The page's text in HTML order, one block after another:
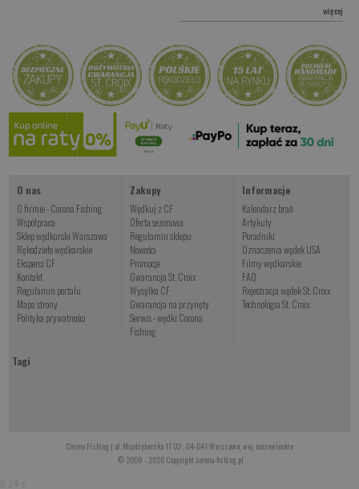
więcej
O nas
O firmie - Corona Fishing
Współpraca
Sklep wędkarski Warszawa
Rękodzieło wędkarskie
Eksperci CF
Kontakt
Regulamin portalu
Mapa strony
Polityka prywatności
Zakupy
Wędkuj z CF
Oferta sezonowa
Regulamin sklepu
Nowości
Promocje
Gwarancja St. Croix
Wysyłka CF
Gwarancja na przynęty
Serwis - wędki Corona
Fishing
Informacje
Kalendarz brań
Artykuły
Poradniki
Oznaczenia wędek USA
Filmy wędkarskie
FAQ
Rejestracja wędek St. Croix
Technologia St. Croix
Tagi
Corona Fishing | ul. Międzyborska 11 U2 , 04-041 Warszawa, woj. mazowieckie
© 2008 - 2026 Copyright corona-fishing.pl